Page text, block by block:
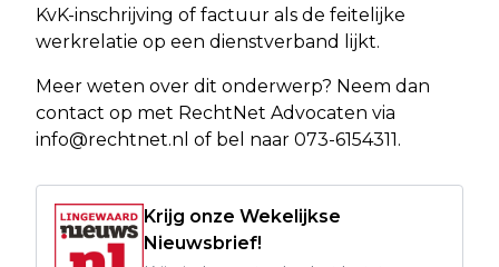
KvK-inschrijving of factuur als de feitelijke
werkrelatie op een dienstverband lijkt.
Meer weten over dit onderwerp? Neem dan
contact op met RechtNet Advocaten via
info@rechtnet.nl of bel naar 073-6154311.
Krijg onze Wekelijkse
Nieuwsbrief!